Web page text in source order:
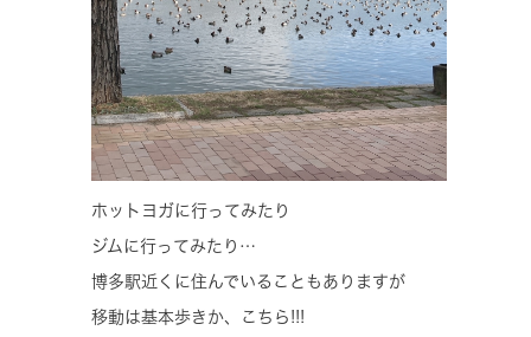
ホットヨガに行ってみたり
ジムに行ってみたり…
博多駅近くに住んでいることもありますが
移動は基本歩きか、こちら!!!